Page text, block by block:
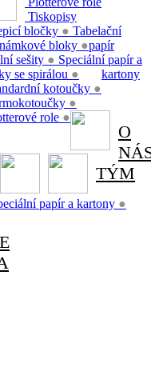
bločky ●
bloky ●
sešity ●
se spirálou ●
kotoučky ●
●
role ●
Tiskopisy
Tabelační
papír
Speciální papír a
kartony
papír a kartony ●
O
TÝM